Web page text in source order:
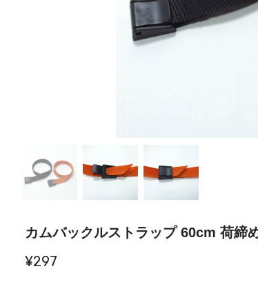
カムバックルストラップ 60cm 荷締
¥297